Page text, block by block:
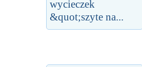
wycieczek
&quot;szyte na...